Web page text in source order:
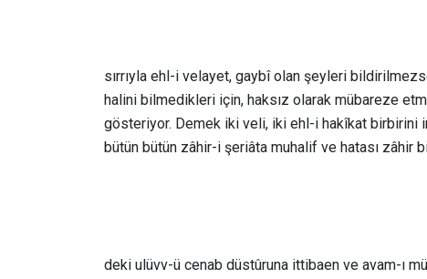
sırrıyla ehl-i velayet, gaybî olan şeyleri
halini bilmedikleri için, haksız olarak mübareze
gösteriyor. Demek iki veli, iki ehl-i hakîkat birbirini
bütün bütün zâhir-i şeriâta muhalif ve hatası zâhir
deki ulüvv-ü cenab düstûruna ittibaen ve avam-ı